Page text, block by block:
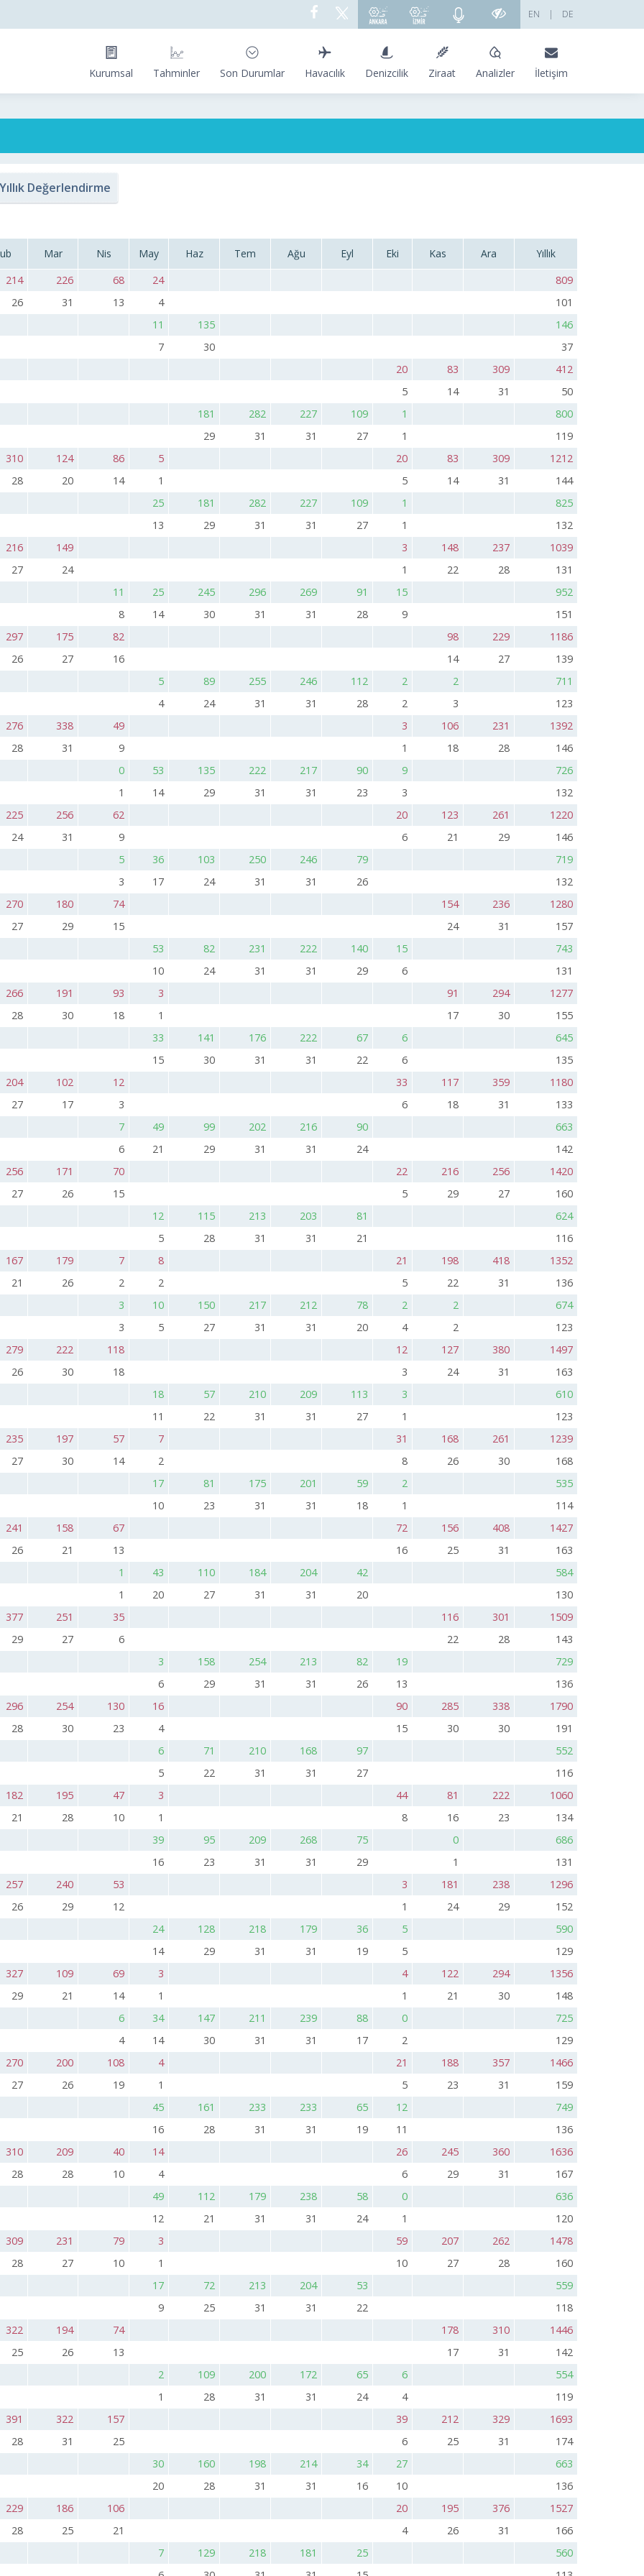
DE
|
EN
Kurumsal Tahminler Son Durumlar Havacılık Denizcilik Ziraat Analizler İletişim
Yıllık Değerlendirme
Mar Nis May Haz Tem Ağu Eyl Eki Kas Ara
Yıllık
214
226 68 24
809
26
31 13 4
101
11
135
146
7
30
37
20
83 309
412
5
14 31
50
181
282 227 109 1
800
29
31 31 27 1
119
310
124 86 5 20 83 309
1212
28
20 14 1 5 14 31
144
25
181 282 227 109 1
825
13
29 31 31 27 1
132
216
149 3 148 237
1039
27
24 1 22 28
131
11
25 245 296 269 91 15
952
8
14 30 31 31 28 9
151
297
175 82 98 229
1186
26
27 16 14 27
139
5
89 255 246 112 2 2
711
4
24 31 31 28 2 3
123
276
338 49 3 106 231
1392
28
31 9 1 18 28
146
0
53 135 222 217 90 9
726
1
14 29 31 31 23 3
132
225
256 62 20 123 261
1220
24
31 9 6 21 29
146
5
36 103 250 246 79
719
3
17 24 31 31 26
132
270
180 74 154 236
1280
27
29 15 24 31
157
53
82 231 222 140 15
743
10
24 31 31 29 6
131
266
191 93 3 91 294
1277
28
30 18 1 17 30
155
33
141 176 222 67 6
645
15
30 31 31 22 6
135
204
102 12 33 117 359
1180
27
17 3 6 18 31
133
7
49 99 202 216 90
663
6
21 29 31 31 24
142
256
171 70 22 216 256
1420
27
26 15 5 29 27
160
12
115 213 203 81
624
5
28 31 31 21
116
167
179 7 8 21 198 418
1352
21
26 2 2 5 22 31
136
3
10 150 217 212 78 2 2
674
3
5 27 31 31 20 4 2
123
279
222 118 12 127 380
1497
26
30 18 3 24 31
163
18
57 210 209 113 3
610
11
22 31 31 27 1
123
235
197 57 7 31 168 261
1239
27
30 14 2 8 26 30
168
17
81 175 201 59 2
535
10
23 31 31 18 1
114
241
158 67 72 156 408
1427
26
21 13 16 25 31
163
1
43 110 184 204 42
584
1
20 27 31 31 20
130
377
251 35 116 301
1509
29
27 6 22 28
143
3
158 254 213 82 19
729
6
29 31 31 26 13
136
296
254 130 16 90 285 338
1790
28
30 23 4 15 30 30
191
6
71 210 168 97
552
5
22 31 31 27
116
182
195 47 3 44 81 222
1060
21
28 10 1 8 16 23
134
39
95 209 268 75 0
686
16
23 31 31 29 1
131
257
240 53 3 181 238
1296
26
29 12 1 24 29
152
24
128 218 179 36 5
590
14
29 31 31 19 5
129
327
109 69 3 4 122 294
1356
29
21 14 1 1 21 30
148
6
34 147 211 239 88 0
725
4
14 30 31 31 17 2
129
270
200 108 4 21 188 357
1466
27
26 19 1 5 23 31
159
45
161 233 233 65 12
749
16
28 31 31 19 11
136
310
209 40 14 26 245 360
1636
28
28 10 4 6 29 31
167
49
112 179 238 58 0
636
12
21 31 31 24 1
120
309
231 79 3 59 207 262
1478
28
27 10 1 10 27 28
160
17
72 213 204 53
559
9
25 31 31 22
118
322
194 74 178 310
1446
25
26 13 17 31
142
2
109 200 172 65 6
554
1
28 31 31 24 4
119
391
322 157 39 212 329
1693
28
31 25 6 25 31
174
30
160 198 214 34 27
663
20
28 31 31 16 10
136
229
186 106 20 195 376
1527
28
25 21 4 26 31
166
7
129 218 181 25
560